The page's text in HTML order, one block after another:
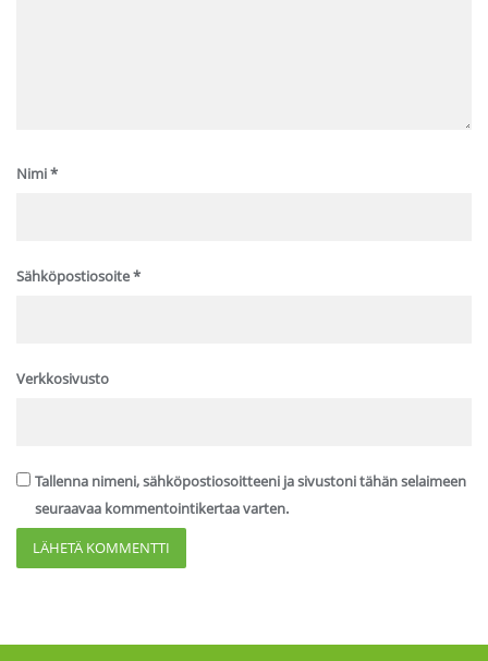
Nimi*
Sähköpostiosoite*
Verkkosivusto
Tallenna nimeni, sähköpostiosoitteeni ja sivustoni tähän selaimeen
seuraavaa kommentointikertaa varten.